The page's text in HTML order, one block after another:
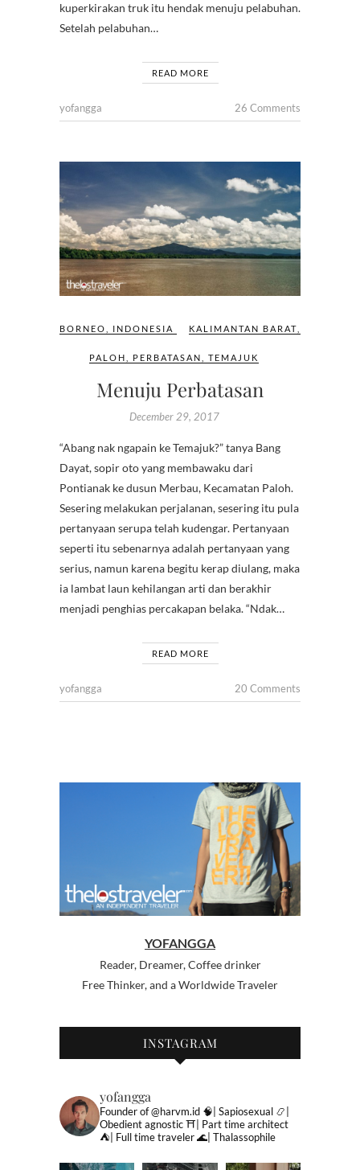
kuperkirakan truk itu hendak menuju pelabuhan.
Setelah pelabuhan…
READ MORE
yofangga 26 Comments
BORNEO INDONESIA KALIMANTAN BARAT
PALOH PERBATASAN TEMAJUK
Menuju Perbatasan
December 29, 2017
“Abang nak ngapain ke Temajuk?” tanya Bang
Dayat, sopir oto yang membawaku dari
Pontianak ke dusun Merbau, Kecamatan Paloh.
Sesering melakukan perjalanan, sesering itu pula
pertanyaan serupa telah kudengar. Pertanyaan
seperti itu sebenarnya adalah pertanyaan yang
serius, namun karena begitu kerap diulang, maka
ia lambat laun kehilangan arti dan berakhir
menjadi penghias percakapan belaka. “Ndak…
READ MORE
yofangga 20 Comments
YOFANGGA
Reader, Dreamer, Coffee drinker
Free Thinker, and a Worldwide Traveler
INSTAGRAM
yofangga
Founder of @harvm.id 🧠| Sapiosexual 📿|
Obedient agnostic⛩| Part time architect
⛺️| Full time traveler🌊| Thalassophile